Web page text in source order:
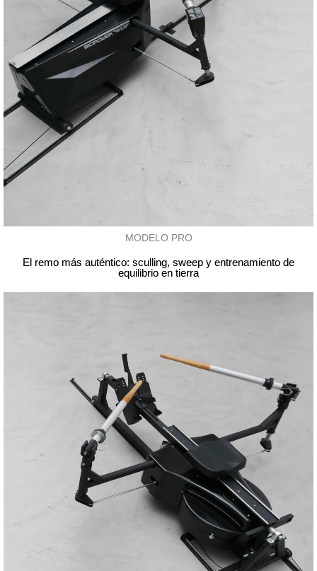
MODELO PRO
El remo más auténtico: sculling, sweep y entrenamiento de
equilibrio en tierra